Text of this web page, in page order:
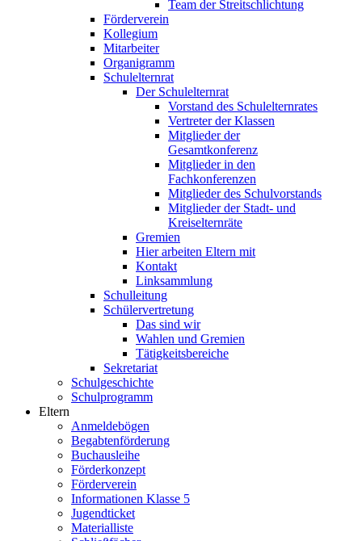
Team der Streitschlichtung
Förderverein
Kollegium
Mitarbeiter
Organigramm
Schulelternrat
Der Schulelternrat
Vorstand des Schulelternrates
Vertreter der Klassen
Mitglieder der
Gesamtkonferenz
Mitglieder in den
Fachkonferenzen
Mitglieder des Schulvorstands
Mitglieder der Stadt- und
Kreiselternräte
Gremien
Hier arbeiten Eltern mit
Kontakt
Linksammlung
Schulleitung
Schülervertretung
Das sind wir
Wahlen und Gremien
Tätigkeitsbereiche
Sekretariat
Schulgeschichte
Schulprogramm
Eltern
Anmeldebögen
Begabtenförderung
Buchausleihe
Förderkonzept
Förderverein
Informationen Klasse 5
Jugendticket
Materialliste